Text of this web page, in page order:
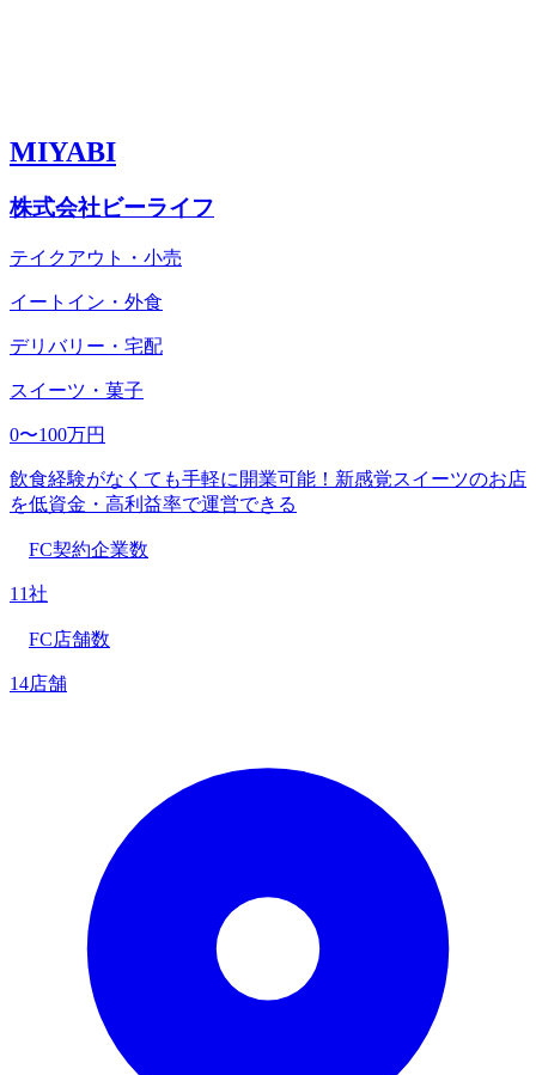
MIYABI
株式会社ビーライフ
テイクアウト・小売
イートイン・外食
デリバリー・宅配
スイーツ・菓子
0〜100万円
飲食経験がなくても手軽に開業可能！新感覚スイーツのお店
を低資金・高利益率で運営できる
FC契約企業数
11社
FC店舗数
14店舗